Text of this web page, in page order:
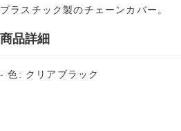
プラスチック製のチェーンカバー。
商品詳細
- 色: クリアブラック